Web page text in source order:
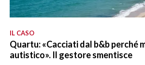
IL CASO
Quartu: «Cacciati dal b&b perché
autistico». Il gestore smentisce